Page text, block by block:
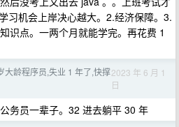
习机会上岸决心越大。2.经济保障。3.
识点。一两个月就能学完。再花费 1
大龄程序员,失业 1 年了,快撑2023 年 6 月 1
日
务员一辈子。32 进去躺平 30 年